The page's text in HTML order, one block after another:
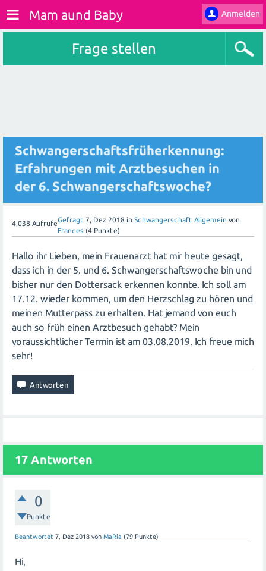
Anmelden
Mam aund Baby
Frage stellen
Schwangerschaftsfrüherkennung:
Erfahrungen mit Arztbesuchen in
der 6. Schwangerschaftswoche?
4,038 AufrufeGefragt 7, Dez 2018 in Schwangerschaft Allgemein von
Frances (4 Punkte)
Hallo ihr Lieben, mein Frauenarzt hat mir heute gesagt,
dass ich in der 5. und 6. Schwangerschaftswoche bin und
bisher nur den Dottersack erkennen konnte. Ich soll am
17.12. wieder kommen, um den Herzschlag zu hören und
meinen Mutterpass zu erhalten. Hat jemand von euch
auch so früh einen Arztbesuch gehabt? Mein
voraussichtlicher Termin ist am 03.08.2019. Ich freue mich
sehr!
17 Antworten
0
Punkte
Beantwortet 7, Dez 2018 von MaRia (79 Punkte)
Hi,